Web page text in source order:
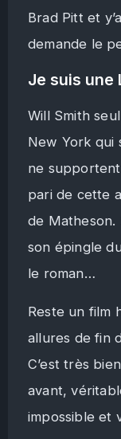
Brad Pitt et
demande le
Je suis une
Will Smith
New York qui
ne supportent
pari de cette
de Matheson.
son épingle
le roman…
Reste un film
allures de fin
C’est très
avant,
impossible et